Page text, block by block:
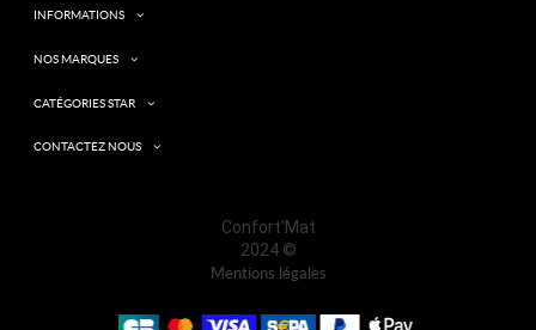
INFORMATIONS
NOS MARQUES
CATÉGORIES STAR
CONTACTEZ NOUS
Confort'Mat
2024 ©
Mentions légales